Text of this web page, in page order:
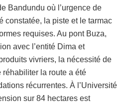
Bandundu où l’urgence de
constatée, la piste et le tarmac
requises. Au pont Buza,
avec l’entité Dima et
vivriers, la nécessité de
réhabiliter la route a été
récurrentes. À l’Université
sur 84 hectares est